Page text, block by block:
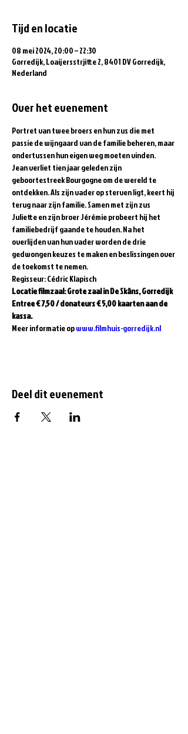
Tijd en locatie
08 mei 2024, 20:00 – 22:30
Gorredijk, Loaijersstrjitte 2, 8401 DV Gorredijk,
Nederland
Over het evenement
Portret van twee broers en hun zus die met
passie de wijngaard van de familie beheren, maar
ondertussen hun eigen weg moeten vinden.
Jean verliet tien jaar geleden zijn
geboortestreek Bourgogne om de wereld te
ontdekken. Als zijn vader op sterven ligt, keert hij
terug naar zijn familie. Samen met zijn zus
Juliette en zijn broer Jérémie probeert hij het
familiebedrijf gaande te houden. Na het
overlijden van hun vader worden de drie
gedwongen keuzes te maken en beslissingen over
de toekomst te nemen.
Regisseur: Cédric Klapisch
Locatie filmzaal: Grote zaal in De Skâns, Gorredijk
Entree € 7,50 / donateurs € 5,00 kaarten aan de
kassa.
Meer informatie op www.filmhuis-gorredijk.nl
Deel dit evenement